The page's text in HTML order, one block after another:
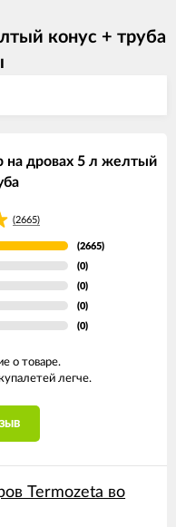
конус + труба
на дровах 5 л желтый
(2665)
(2665)
(0)
(0)
(0)
(0)
о товаре.
легче.
Termozeta во